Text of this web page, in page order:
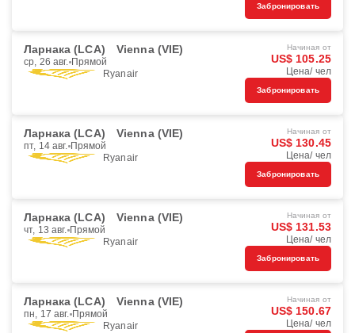
Забронировать
Ларнака (LCA) Vienna (VIE)
ср, 26 авг. Прямой
Ryanair
Начиная от
US$ 105.25
Цена/ чел
Забронировать
Ларнака (LCA) Vienna (VIE)
пт, 14 авг. Прямой
Ryanair
Начиная от
US$ 130.45
Цена/ чел
Забронировать
Ларнака (LCA) Vienna (VIE)
чт, 13 авг. Прямой
Ryanair
Начиная от
US$ 131.53
Цена/ чел
Забронировать
Ларнака (LCA) Vienna (VIE)
пн, 17 авг. Прямой
Ryanair
Начиная от
US$ 150.67
Цена/ чел